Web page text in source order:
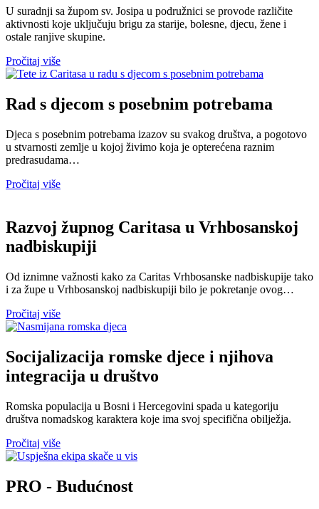
U suradnji sa župom sv. Josipa u podružnici se provode različite
aktivnosti koje uključuju brigu za starije, bolesne, djecu, žene i
ostale ranjive skupine.
Pročitaj više
Rad s djecom s posebnim potrebama
Djeca s posebnim potrebama izazov su svakog društva, a pogotovo
u stvarnosti zemlje u kojoj živimo koja je opterećena raznim
predrasudama…
Pročitaj više
Razvoj župnog Caritasa u Vrhbosanskoj
nadbiskupiji
Od iznimne važnosti kako za Caritas Vrhbosanske nadbiskupije tako
i za župe u Vrhbosanskoj nadbiskupiji bilo je pokretanje ovog…
Pročitaj više
Socijalizacija romske djece i njihova
integracija u društvo
Romska populacija u Bosni i Hercegovini spada u kategoriju
društva nomadskog karaktera koje ima svoj specifična obilježja.
Pročitaj više
PRO - Budućnost